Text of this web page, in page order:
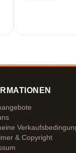
& Copyright